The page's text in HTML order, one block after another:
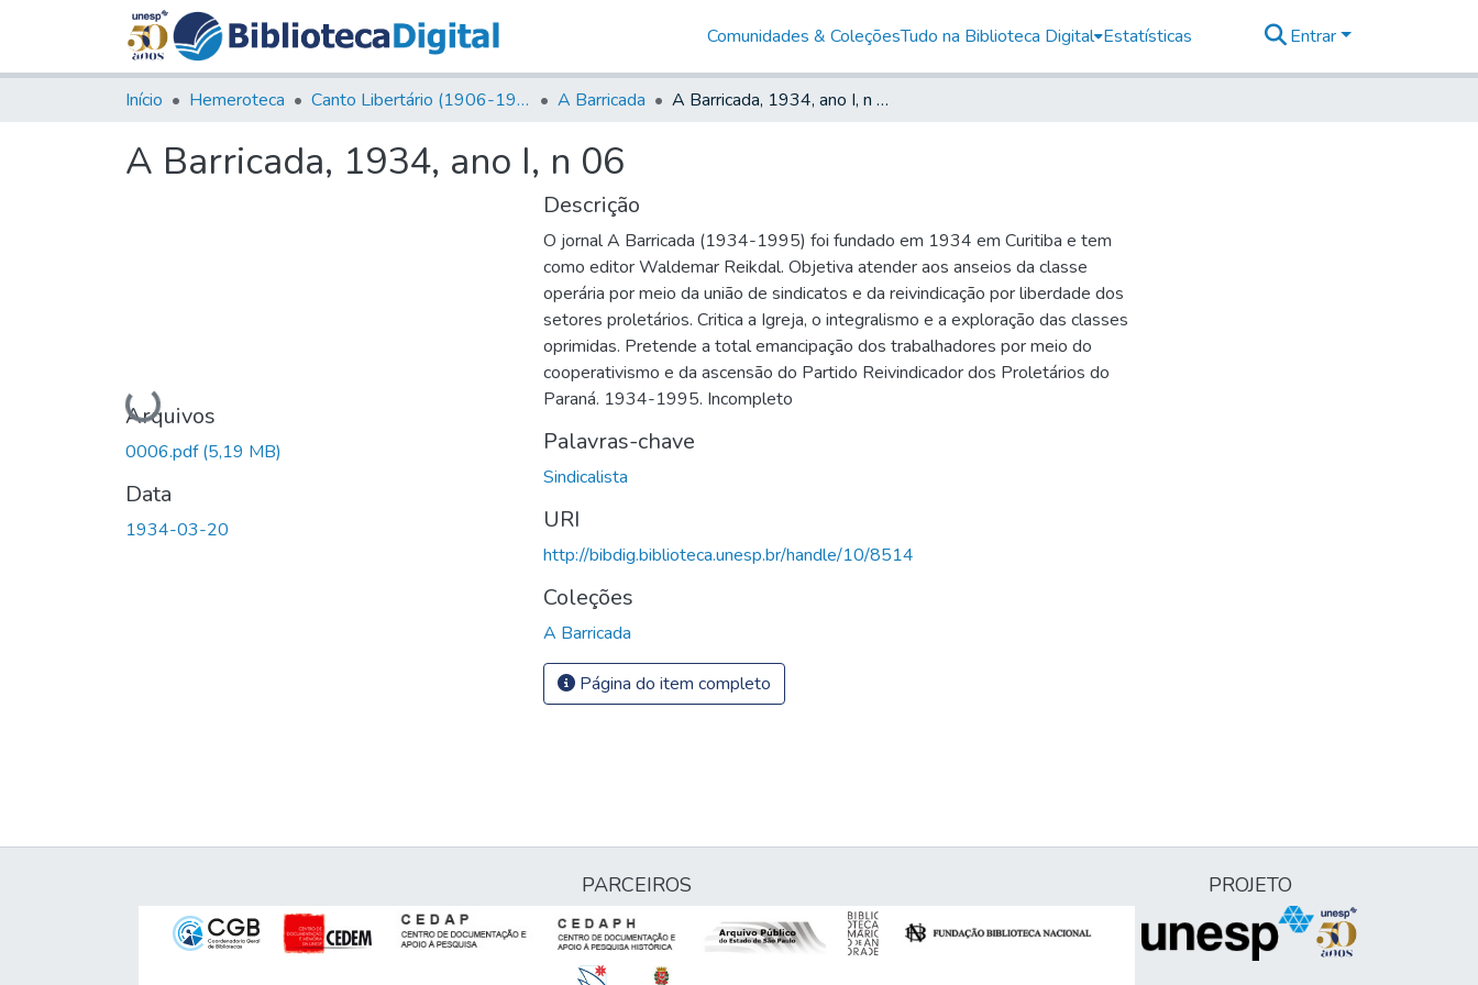
Comunidades & ColeçõesTudo na Biblioteca Digital Estatísticas Entrar
Início Hemeroteca Canto Libertário (1906-1995) A Barricada A Barricada, 1934, ano I, n 06
A Barricada, 1934, ano I, n 06
Carregando...
Arquivos
0006.pdf(5,19 MB)
Data
1934-03-20
Descrição
O jornal A Barricada (1934-1995) foi fundado em 1934 em Curitiba e tem
como editor Waldemar Reikdal. Objetiva atender aos anseios da classe
operária por meio da união de sindicatos e da reivindicação por liberdade dos
setores proletários. Critica a Igreja, o integralismo e a exploração das classes
oprimidas. Pretende a total emancipação dos trabalhadores por meio do
cooperativismo e da ascensão do Partido Reivindicador dos Proletários do
Paraná. 1934-1995. Incompleto
Palavras-chave
Sindicalista
URI
http://bibdig.biblioteca.unesp.br/handle/10/8514
Coleções
A Barricada
Página do item completo
PARCEIROS PROJETO